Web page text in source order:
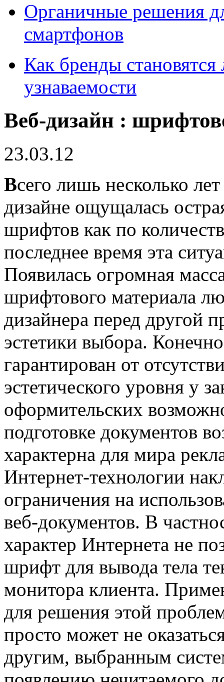
Органичные решения
смартфонов
Как бренды
узнаваемости
Веб-дизайн :
23.03.12
Всего лишь несколько
дизайне ощущалась
шрифтов как по
последнее время эта
Появилась огромная
шрифтового материала
дизайнера перед другой
эстетики выбора.
гарантирован от
эстетического уровня у
оформительских
подготовке документов
характерна для мира
Интернет-технологии
ограничения на
веб-документов. B
характер Интернета не
шрифт для вывода тела
монитора клиента.
для решения этой
просто может не
другим, выбранным